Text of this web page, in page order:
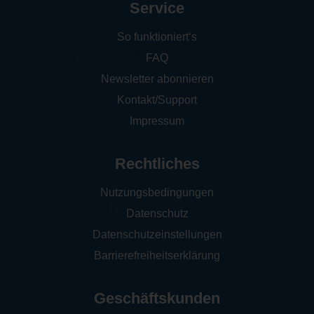
Service
So funktioniert‘s
FAQ
Newsletter abonnieren
Kontakt/Support
Impressum
Rechtliches
Nutzungsbedingungen
Datenschutz
Datenschutzeinstellungen
Barrierefreiheitserklärung
Geschäftskunden